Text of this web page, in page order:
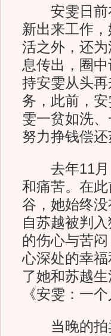
安雯日前在
新出来工作
活之外，还
息传出，圈
持安雯从头
务，此前，
雯一贫如洗
努力挣钱偿还
去年11月
和痛苦。在
谷，她始终
自苏越被判
的伤心与苦
心深处的幸
了她和苏越
《安雯：一
当晚的拍卖